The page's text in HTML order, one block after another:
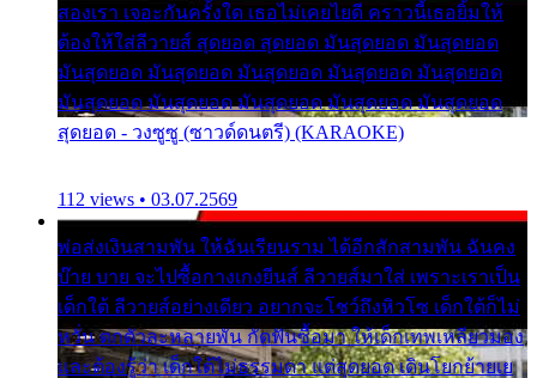
สองเรา เจอะกันครั้งใด เธอไม่เคยไยดี คราวนี้เธอยิ้มให้
ต้องให้ใส่ลีวายส์ สุดยอด สุดยอด มันสุดยอด มันสุดยอด
มันสุดยอด มันสุดยอด มันสุดยอด มันสุดยอด มันสุดยอด
มันสุดยอด มันสุดยอด มันสุดยอด มันสุดยอด มันสุดยอด
สุดยอด - วงซูซู (ซาวด์ดนตรี) (KARAOKE)
112 views • 03.07.2569
พ่อส่งเงินสามพัน ให้ฉันเรียนราม ได้อีกสักสามพัน ฉันคง
บ๊าย บาย จะไปซื้อกางเกงยีนส์ ลีวายส์มาใส่ เพราะเราเป็น
เด็กใต้ ลีวายส์อย่างเดียว อยากจะโชว์ถึงหิวโซ เด็กใต้ก็ไม่
หวั่น ตกตัวละหลายพัน กัดฟันซื้อมา ให้เด็กเทพเหลียวมอง
และต้องรู้ว่า เด็กใต้ไม่ธรรมดา แต่สุดยอด เดินโยกย้ายเย